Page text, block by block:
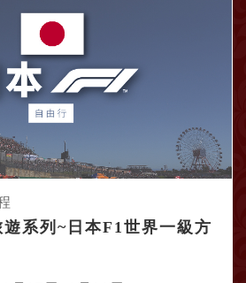
系列~日本F1世界一級方